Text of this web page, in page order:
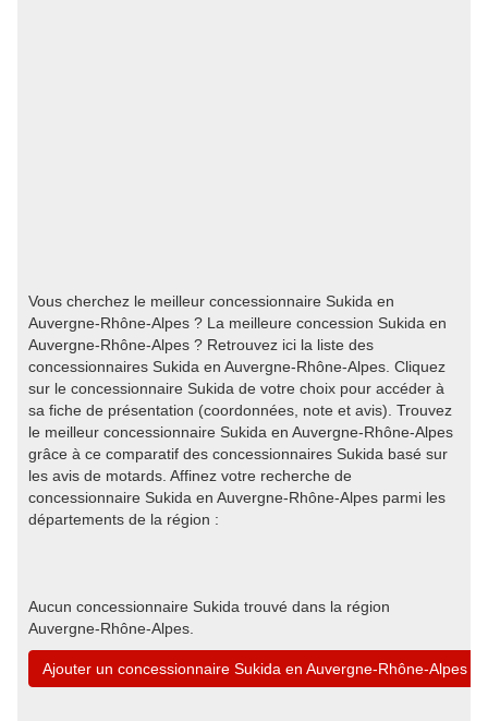
Vous cherchez le meilleur concessionnaire Sukida en
Auvergne-Rhône-Alpes ? La meilleure concession Sukida en
Auvergne-Rhône-Alpes ? Retrouvez ici la liste des
concessionnaires Sukida en Auvergne-Rhône-Alpes. Cliquez
sur le concessionnaire Sukida de votre choix pour accéder à
sa fiche de présentation (coordonnées, note et avis). Trouvez
le meilleur concessionnaire Sukida en Auvergne-Rhône-Alpes
grâce à ce comparatif des concessionnaires Sukida basé sur
les avis de motards. Affinez votre recherche de
concessionnaire Sukida en Auvergne-Rhône-Alpes parmi les
départements de la région :
Aucun concessionnaire Sukida trouvé dans la région
Auvergne-Rhône-Alpes.
Ajouter un concessionnaire Sukida en Auvergne-Rhône-Alpes